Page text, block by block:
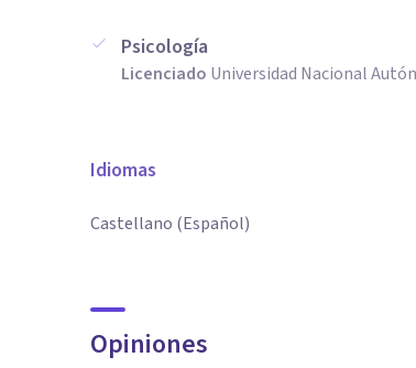
Psicología
Licenciado Universidad Nacional
Idiomas
Castellano (Español)
Opiniones